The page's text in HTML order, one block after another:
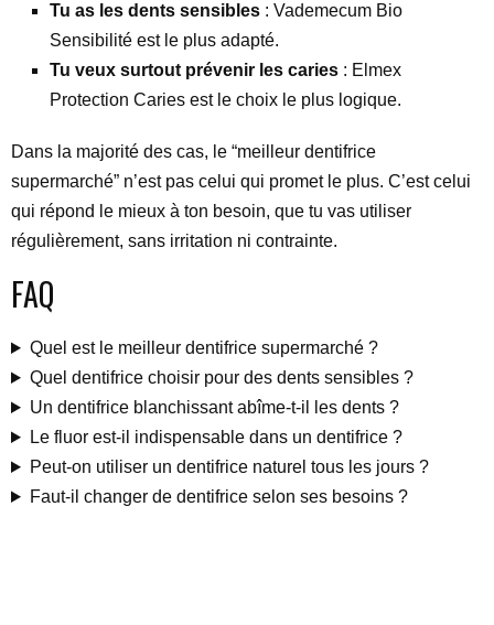
Tu as les dents sensibles : Vademecum Bio
Sensibilité est le plus adapté.
Tu veux surtout prévenir les caries : Elmex
Protection Caries est le choix le plus logique.
Dans la majorité des cas, le “meilleur dentifrice
supermarché” n’est pas celui qui promet le plus. C’est celui
qui répond le mieux à ton besoin, que tu vas utiliser
régulièrement, sans irritation ni contrainte.
FAQ
Quel est le meilleur dentifrice supermarché ?
Quel dentifrice choisir pour des dents sensibles ?
Un dentifrice blanchissant abîme-t-il les dents ?
Le fluor est-il indispensable dans un dentifrice ?
Peut-on utiliser un dentifrice naturel tous les jours ?
Faut-il changer de dentifrice selon ses besoins ?